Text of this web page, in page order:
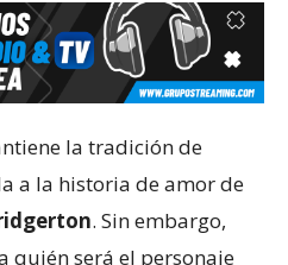
la tradición de
a la historia de amor de
. Sin embargo,
quién será el personaje